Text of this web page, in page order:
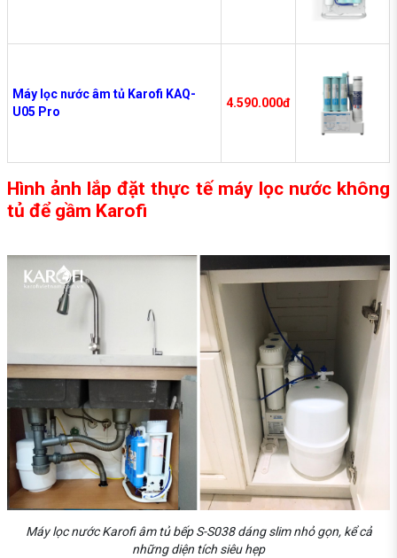
Máy lọc nước âm tủ Karofi KAQ-
U05 Pro
4.590.000đ
Hình ảnh lắp đặt thực tế máy lọc nước không
tủ để gầm Karofi
Máy lọc nước Karofi âm tủ bếp S-S038 dáng slim nhỏ gọn, kể cả
những diện tích siêu hẹp